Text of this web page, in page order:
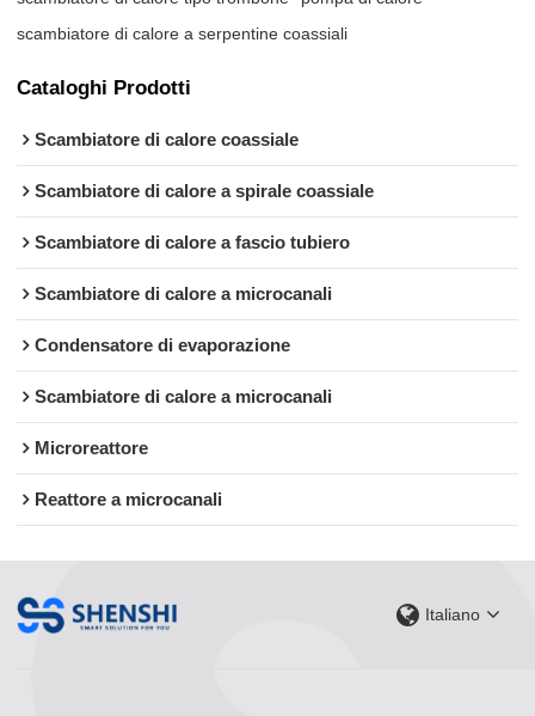
scambiatore di calore a serpentine coassiali
Cataloghi Prodotti
Scambiatore di calore coassiale
Scambiatore di calore a spirale coassiale
Scambiatore di calore a fascio tubiero
Scambiatore di calore a microcanali
Condensatore di evaporazione
Scambiatore di calore a microcanali
Microreattore
Reattore a microcanali
Italiano